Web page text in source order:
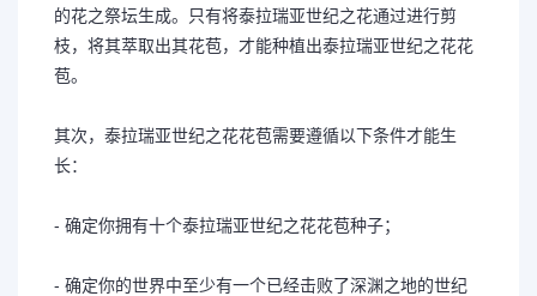
的花之祭坛生成。只有将泰拉瑞亚世纪之花通过进行剪
枝，将其萃取出其花苞，才能种植出泰拉瑞亚世纪之花花
苞。
其次，泰拉瑞亚世纪之花花苞需要遵循以下条件才能生
长：
- 确定你拥有十个泰拉瑞亚世纪之花花苞种子；
- 确定你的世界中至少有一个已经击败了深渊之地的世纪